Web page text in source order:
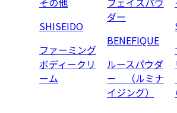
SHISEIDO
ファーミング
ボディークリ
ーム
ダー
BENEFIQUE
ルースパウダ
ー （ルミナ
イジング）